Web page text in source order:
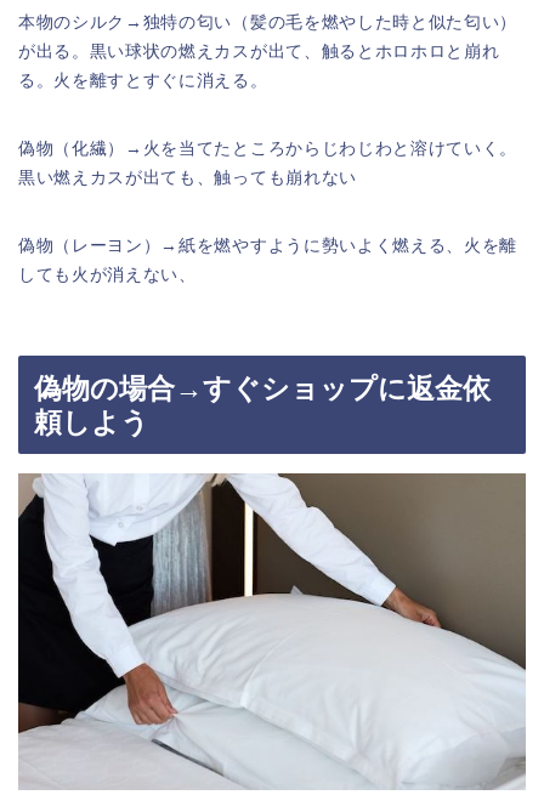
本物のシルク→独特の匂い（髪の毛を燃やした時と似た匂い）
が出る。黒い球状の燃えカスが出て、触るとホロホロと崩れ
る。火を離すとすぐに消える。
偽物（化繊）→火を当てたところからじわじわと溶けていく。
黒い燃えカスが出ても、触っても崩れない
偽物（レーヨン）→紙を燃やすように勢いよく燃える、火を離
しても火が消えない、
偽物の場合→すぐショップに返金依
頼しよう